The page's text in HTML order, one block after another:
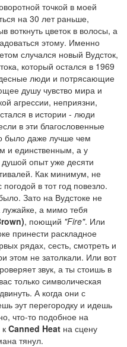
точкой в моей
на 30 лет раньше,
воткнуть цветок в волосы, а
этому. Именно
случался новый Вудсток,
который остался в 1969
люди и потрясающие
душу чувство мира и
агрессии, неприязни,
в истории - люди
в эти благословенные
было даже лучше чем
и единственным, а у
опыт уже десяти
Как минимум, не
в тот год повезло.
Зато на Вудстоке не
лужайке, а мимо тебя
, поющий "Fire". Или
принести раскладное
рядах, сесть, смотреть и
этом не затолкали. Или вот
звук, а ты стоишь в
только символическая
А когда они с
эут перегородку и идешь
что-то подобное на
Canned Heat на сцену
тянул.